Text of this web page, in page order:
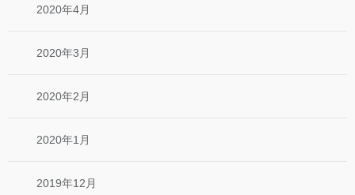
2020年4月
2020年3月
2020年2月
2020年1月
2019年12月